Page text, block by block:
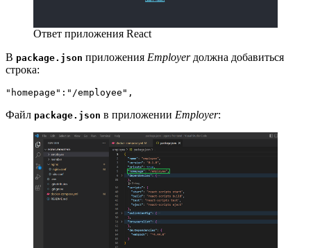
Ответ приложения React
В package.json приложения Employerдолжна добавиться
строка:
"homepage":"/employee",
Файл package.json в приложении Employer: